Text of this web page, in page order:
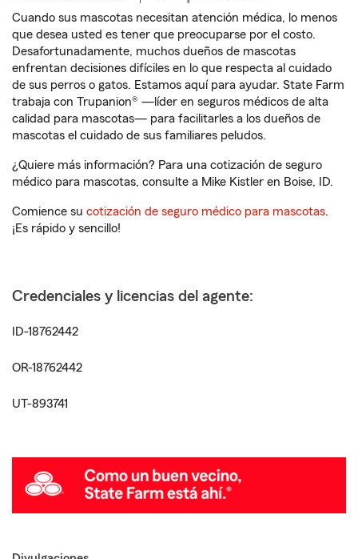
Cuando sus mascotas necesitan atención médica, lo menos
que desea usted es tener que preocuparse por el costo.
Desafortunadamente, muchos dueños de mascotas
enfrentan decisiones difíciles en lo que respecta al cuidado
de sus perros o gatos. Estamos aquí para ayudar. State Farm
trabaja con Trupanion® —líder en seguros médicos de alta
calidad para mascotas— para facilitarles a los dueños de
mascotas el cuidado de sus familiares peludos.
¿Quiere más información? Para una cotización de seguro
médico para mascotas, consulte a Mike Kistler en Boise, ID.
Comience su cotización de seguro médico para mascotas.
¡Es rápido y sencillo!
Credenciales y licencias del agente:
ID-18762442
OR-18762442
UT-893741